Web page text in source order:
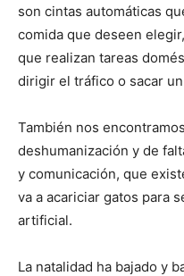
son cintas automáticas
comida que deseen
que realizan tareas
dirigir el tráfico o sacar
También nos
deshumanización y de
y comunicación, que
va a acariciar gatos para
artificial.
La natalidad ha bajado y